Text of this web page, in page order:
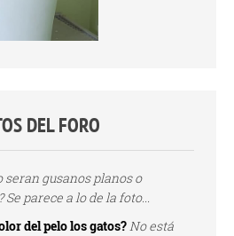
DEL FORO
seran gusanos planos o
parece a lo de la foto...
del pelo los gatos?No está